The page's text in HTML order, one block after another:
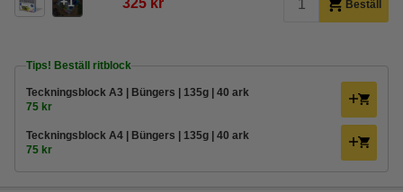
325 kr Beställ
Tips! Beställ ritblock
Teckningsblock A3 | Büngers | 135g | 40 ark
75 kr
Teckningsblock A4 | Büngers | 135g | 40 ark
75 kr